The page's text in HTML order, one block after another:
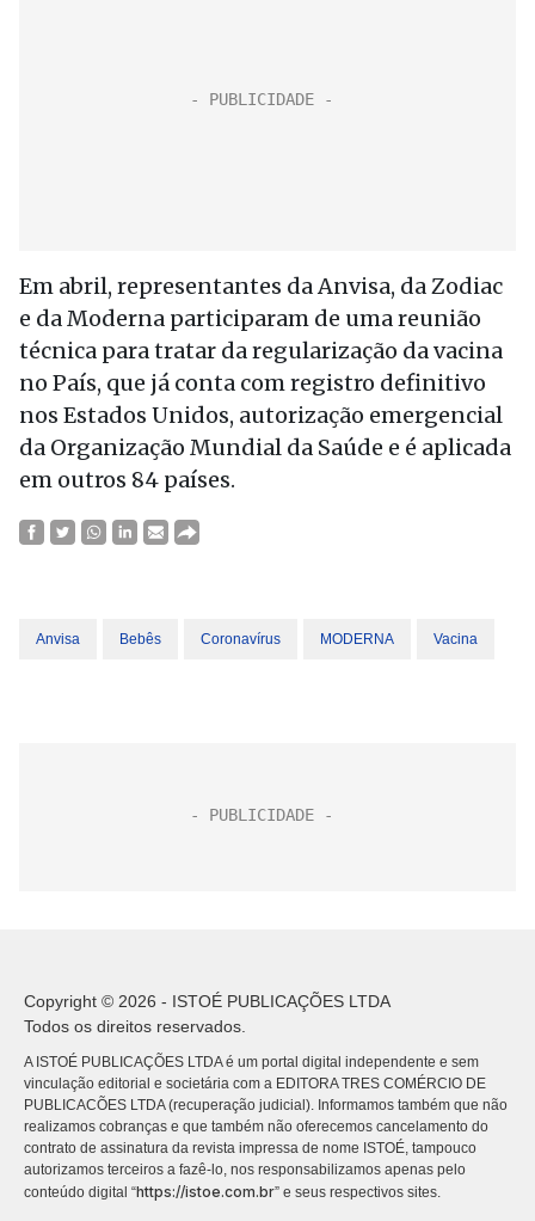
Em abril, representantes da Anvisa, da Zodiac
e da Moderna participaram de uma reunião
técnica para tratar da regularização da vacina
no País, que já conta com registro definitivo
nos Estados Unidos, autorização emergencial
da Organização Mundial da Saúde e é aplicada
em outros 84 países.
Anvisa Bebês Coronavírus MODERNA Vacina
Copyright © 2026 - ISTOÉ PUBLICAÇÕES LTDA
Todos os direitos reservados.
A ISTOÉ PUBLICAÇÕES LTDA é um portal digital independente e sem
vinculação editorial e societária com a EDITORA TRES COMÉRCIO DE
PUBLICACÕES LTDA (recuperação judicial). Informamos também que não
realizamos cobranças e que também não oferecemos cancelamento do
contrato de assinatura da revista impressa de nome ISTOÉ, tampouco
autorizamos terceiros a fazê-lo, nos responsabilizamos apenas pelo
conteúdo digital “https://istoe.com.br” e seus respectivos sites.